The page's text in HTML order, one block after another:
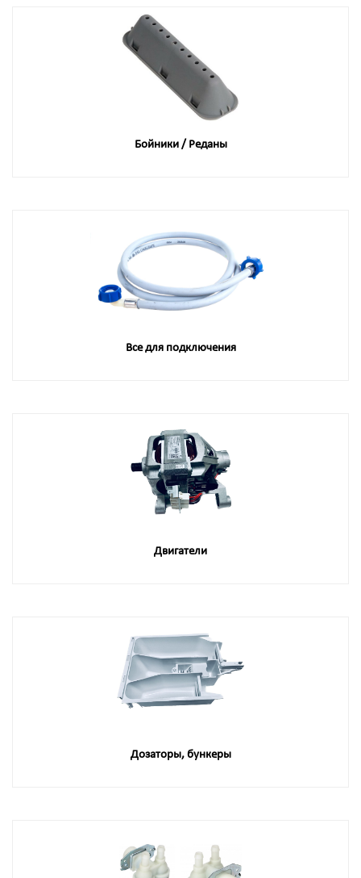
Бойники / Реданы
Все для подключения
Двигатели
Дозаторы, бункеры